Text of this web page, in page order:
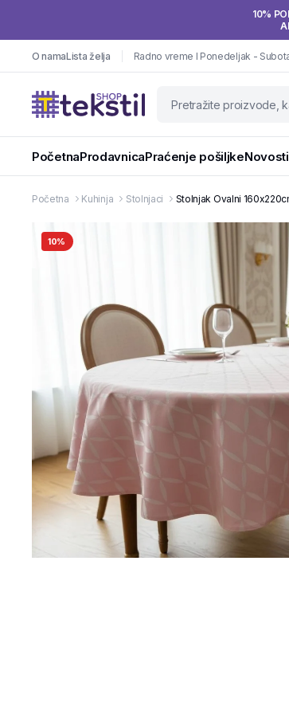
10%
O namaLista želja Radno vreme I Ponedeljak -
PočetnaProdavnicaPraćenje pošiljkeNovosti
Početna Kuhinja Stolnjaci Stolnjak Ovalni
10%